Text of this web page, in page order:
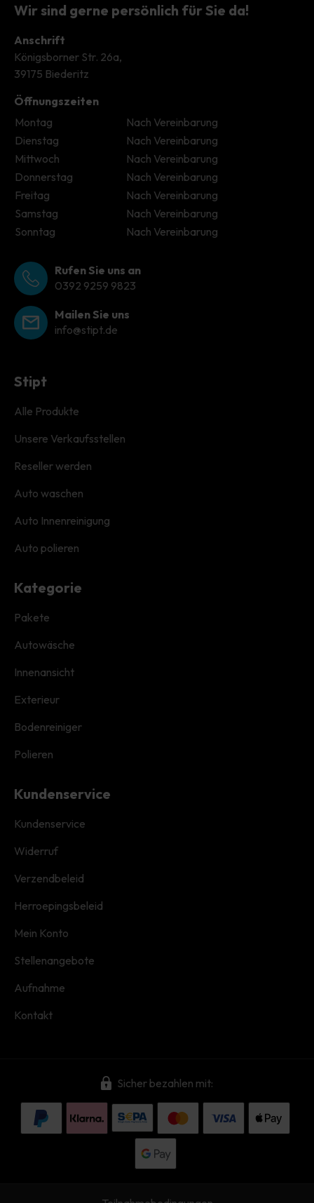
Wir sind gerne persönlich für Sie da!
Anschrift
Königsborner Str. 26a,
39175 Biederitz
Öffnungszeiten
Montag
Nach Vereinbarung
Dienstag
Nach Vereinbarung
Mittwoch
Nach Vereinbarung
Donnerstag
Nach Vereinbarung
Freitag
Nach Vereinbarung
Samstag
Nach Vereinbarung
Sonntag
Nach Vereinbarung
Rufen Sie uns an
0392 9259 9823
Mailen Sie uns
info@stipt.de
Stipt
Alle Produkte
Unsere Verkaufsstellen
Reseller werden
Auto waschen
Auto Innenreinigung
Auto polieren
Kategorie
Pakete
Autowäsche
Innenansicht
Exterieur
Bodenreiniger
Polieren
Kundenservice
Kundenservice
Widerruf
Verzendbeleid
Herroepingsbeleid
Mein Konto
Stellenangebote
Aufnahme
Kontakt
Sicher bezahlen mit: